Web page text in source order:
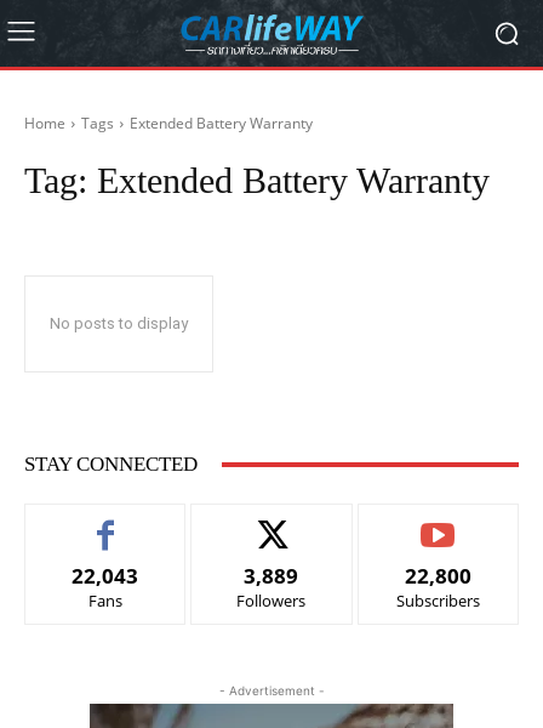
Home Tags Extended Battery Warranty
Tag: Extended Battery Warranty
No posts to display
STAY CONNECTED
22,043
Fans
3,889
Followers
22,800
Subscribers
- Advertisement -